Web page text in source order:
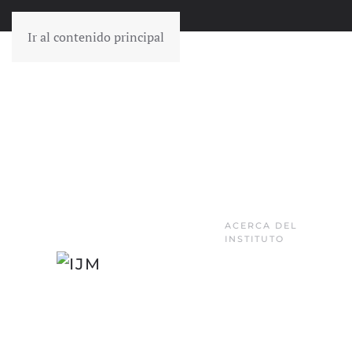
Ir al contenido principal
ACERCA DEL
INSTITUTO